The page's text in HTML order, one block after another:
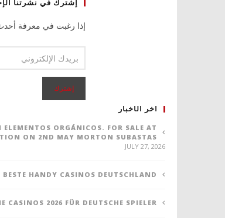
إشترك في نشرتنا
إذا رغبت في معرفة أحدث
اخر الأخبار
ORGÁNICOS. FOR SALE AT
ON 2ND MAY MORTON SUBASTAS
JULY 27, 2026
HANDY CASINOS DEUTSCHLAND
CASINOS 2026 FÜR DEUTSCHE SPIELER